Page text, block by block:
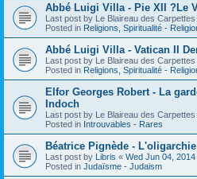
Abbé Luigi Villa - Pie XII ?Le
Last post by Le Blaireau des Carpettes
Posted in Religions, Spiritualité -
Abbé Luigi Villa - Vatican II
Last post by Le Blaireau des Carpettes
Posted in Religions, Spiritualité -
Elfor Georges Robert - La
Indoch
Last post by Le Blaireau des Carpettes
Posted in Introuvables - Rares
Béatrice Pignède -
Last post by Libris « Wed Jun 04, 2014
Posted in Judaïsme - Judaism